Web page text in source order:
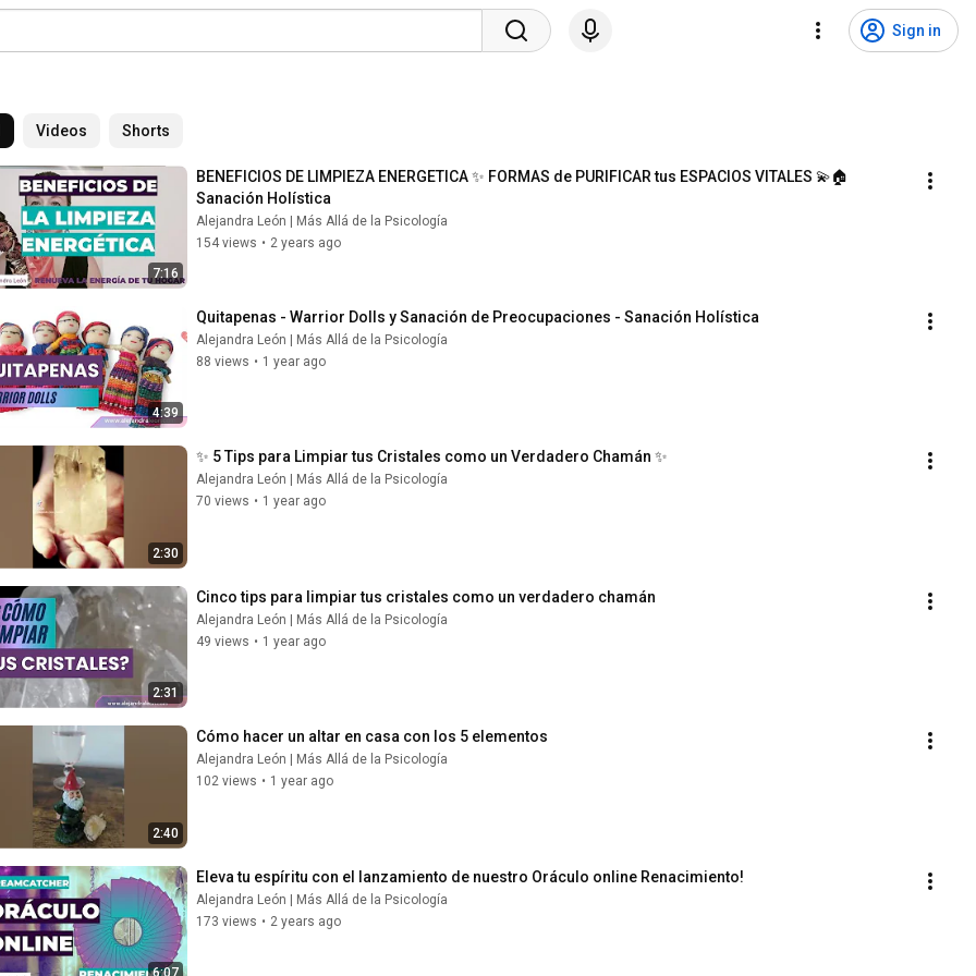
Sign in
Videos Shorts
7:16
BENEFICIOS DE LIMPIEZA ENERGETICA ✨ FORMAS de PURIFICAR tus ESPACIOS VITALES 💫🏠
Sanación Holística
Alejandra León | Más Allá de la Psicología
154 views • 2 years ago
4:39
Quitapenas - Warrior Dolls y Sanación de Preocupaciones - Sanación Holística
Alejandra León | Más Allá de la Psicología
88 views • 1 year ago
2:30
✨ 5 Tips para Limpiar tus Cristales como un Verdadero Chamán ✨
Alejandra León | Más Allá de la Psicología
70 views • 1 year ago
2:31
Cinco tips para limpiar tus cristales como un verdadero chamán
Alejandra León | Más Allá de la Psicología
49 views • 1 year ago
2:40
Cómo hacer un altar en casa con los 5 elementos
Alejandra León | Más Allá de la Psicología
102 views • 1 year ago
6:07
Eleva tu espíritu con el lanzamiento de nuestro Oráculo online Renacimiento!
Alejandra León | Más Allá de la Psicología
173 views • 2 years ago